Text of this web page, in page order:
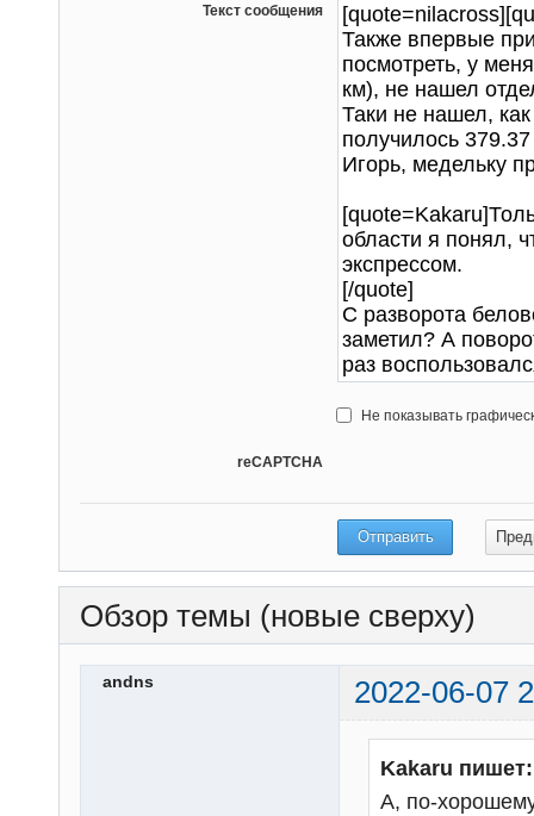
Текст сообщения
Не показывать
reCAPTCHA
Обзор темы (новые сверху)
andns 2022-06-07
Kakaru пишет:
А, по-